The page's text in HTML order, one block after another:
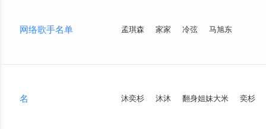
网络歌手名单 孟琪森 家家 冷弦 马旭东
名 沐奕杉 沐沐 翻身姐妹大米 奕杉